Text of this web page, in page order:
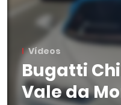
Vídeos
Bugatti
Vale da